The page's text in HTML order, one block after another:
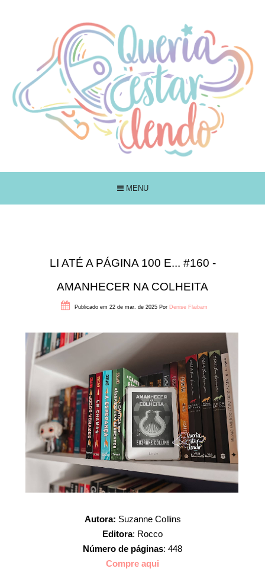
MENU
LI ATÉ A PÁGINA 100 E... #160 -
AMANHECER NA COLHEITA
Publicado em 22 de mar. de 2025 Por Denise Flaibam
Autora: Suzanne Collins
Editora: Rocco
Número de páginas: 448
Compre aqui